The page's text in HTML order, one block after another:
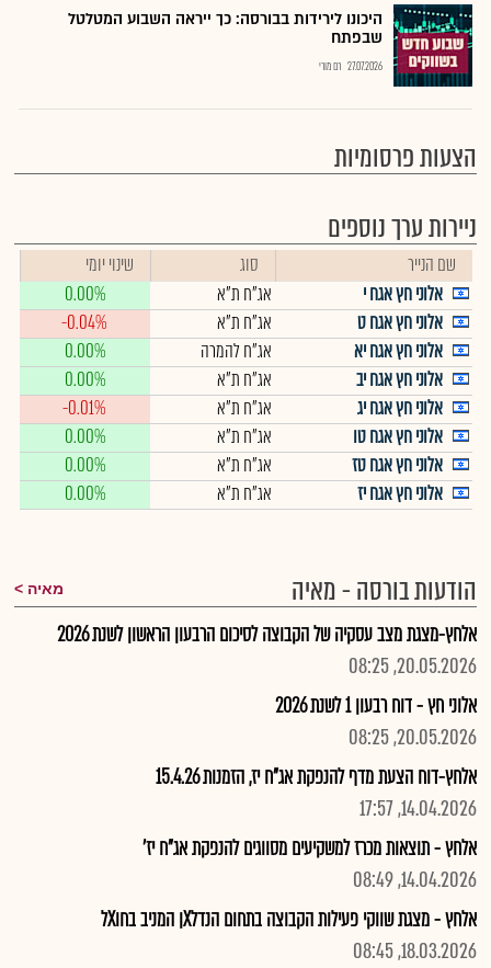
היכונו לירידות בבורסה: כך ייראה השבוע המטלטל
שבפתח
27.07.2026 רם מורי
הצעות פרסומיות
ניירות ערך נוספים
שם הנייר סוג
שינוי יומי
אלוני חץ אגח י
אג"ח ת"א
0.00%
אלוני חץ אגח ט
אג"ח ת"א
-0.04%
אלוני חץ אגח יא
אג"ח להמרה
0.00%
אלוני חץ אגח יב
אג"ח ת"א
0.00%
אלוני חץ אגח יג
אג"ח ת"א
-0.01%
אלוני חץ אגח טו
אג"ח ת"א
0.00%
אלוני חץ אגח טז
אג"ח ת"א
0.00%
אלוני חץ אגח יז
אג"ח ת"א 0.00%
הודעות בורסה - מאיה מאיה
אלחץ-מצגת מצב עסקיה של הקבוצה לסיכום הרבעון הראשון לשנת 2026
20.05.2026, 08:25
אלוני חץ - דוח רבעון 1 לשנת 2026
20.05.2026, 08:25
אלחץ-דוח הצעת מדף להנפקת אג"ח יז, הזמנות 15.4.26
14.04.2026, 17:57
אלחץ - תוצאות מכרז למשקיעים מסווגים להנפקת אג"ח יז'
14.04.2026, 08:49
אלחץ - מצגת שווקי פעילות הקבוצה בתחום הנדלXן המניב בחוXל
18.03.2026, 08:45